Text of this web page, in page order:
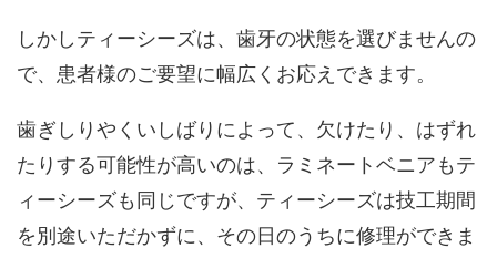
しかしティーシーズは、 歯牙の状態を選びませんの
で、患者様のご要望に幅広くお応えできます。
歯ぎしりやくいしばりによって、欠けたり、はずれ
たりする可能性が高いのは、ラミネートベニアもテ
ィーシーズも同じですが、ティーシーズは技工期間
を別途いただかずに、その日のうちに修理ができま